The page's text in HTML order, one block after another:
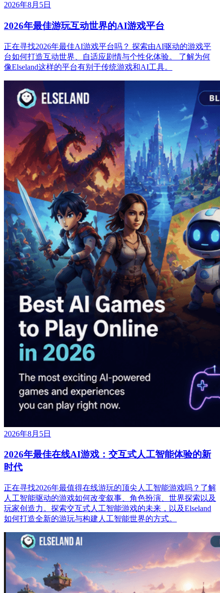
2026年8月5日
2026年最佳游玩互动世界的AI游戏平台
正在寻找2026年最佳AI游戏平台吗？ 探索由AI驱动的游戏平
台如何打造互动世界、自适应剧情与个性化体验。 了解为何
像Elseland这样的平台有别于传统游戏和AI工具。
2026年8月5日
2026年最佳在线AI游戏：交互式人工智能体验的新
时代
正在寻找2026年最值得在线游玩的顶尖人工智能游戏吗？了解
人工智能驱动的游戏如何改变叙事、角色扮演、世界探索以及
玩家创造力。探索交互式人工智能游戏的未来，以及Elseland
如何打造全新的游玩与构建人工智能世界的方式。